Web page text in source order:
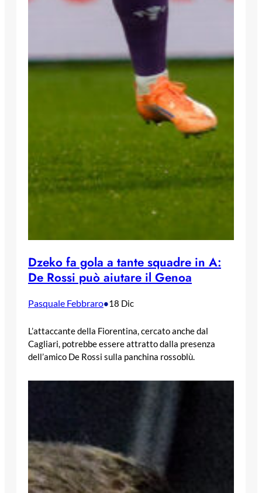
Dzeko fa gola a tante squadre in A:
De Rossi può aiutare il Genoa
Pasquale Febbraro•18 Dic
L’attaccante della Fiorentina, cercato anche dal
Cagliari, potrebbe essere attratto dalla presenza
dell’amico De Rossi sulla panchina rossoblù.